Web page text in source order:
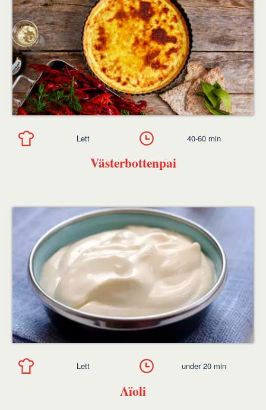
Västerbottenpai
Lett 40-60 min
Aïoli
Lett under 20 min